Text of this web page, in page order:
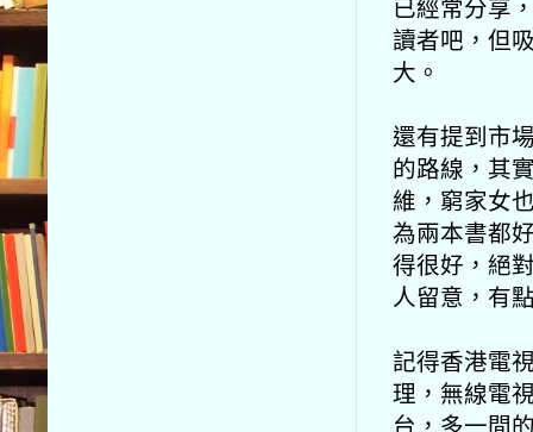
已經常分享
讀者吧，但
大。
還有提到市
的路線，其
維，窮家女
為兩本書都
得很好，絕
人留意，有
記得香港電
理，無線電
台，多一間